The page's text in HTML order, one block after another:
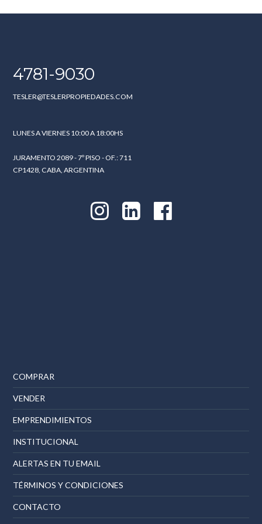
4781-9030
TESLER@TESLERPROPIEDADES.COM
LUNES A VIERNES 10:00 A 18:00HS
JURAMENTO 2089 - 7º PISO - OF.: 711
CP1428, CABA, ARGENTINA
COMPRAR
VENDER
EMPRENDIMIENTOS
INSTITUCIONAL
ALERTAS EN TU EMAIL
TÉRMINOS Y CONDICIONES
CONTACTO